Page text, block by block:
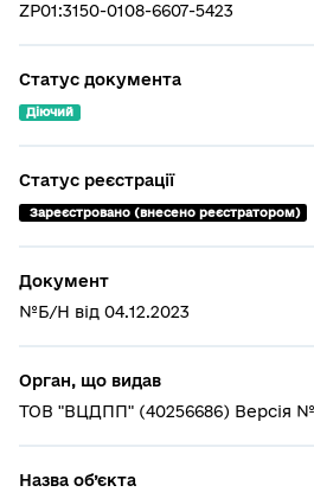
ZP01:3150-0108-6607-5423
Статус документа
Діючий
Статус реєстрації
Зареєстровано (внесено реєстратором)
Документ
№Б/Н від 04.12.2023
Орган, що видав
ТОВ "ВЦДПП" (40256686) Версія
Назва об’єкта